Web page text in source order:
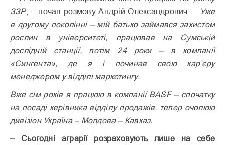
ЗЗР, – почав розмову Андрій Олександрович. – Уже
в другому поколінні – мій батько займався захистом
рослин в університеті, працював на Сумській
дослідній станції, потім 24 роки – в компанії
«Сингента», де я і починав свою кар’єру
менеджером у відділі маркетингу.
Вже сім років я працюю в компанії BASF – спочатку
на посаді керівника відділу продажів, тепер очолюю
дивізіон Україна – Молдова – Кавказ.
– Сьогодні аграрії розраховують лише на себе